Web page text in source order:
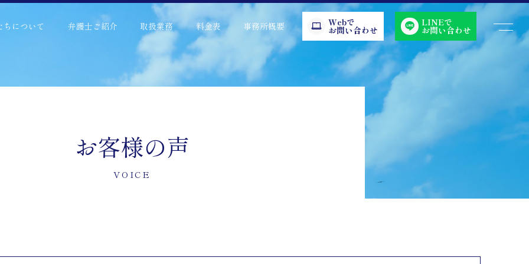
ちについて 弁護士ご紹介 取扱業務 料金表 事務所概要 Webで
お問い合わせ
LINEで
お問い合わせ
お客様の声
VOICE